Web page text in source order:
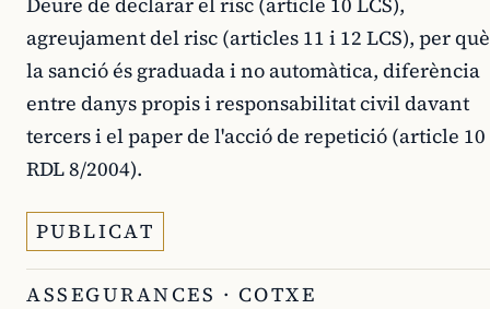
agreujament del risc (articles 11 i 12 LCS), per què
la sanció és graduada i no automàtica, diferència
entre danys propis i responsabilitat civil davant
tercers i el paper de l'acció de repetició (article 10
RDL 8/2004).
PUBLICAT
ASSEGURANCES · COTXE